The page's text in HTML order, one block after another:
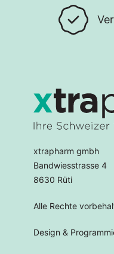
xtrapharm gmbh
Bandwiesstrasse 4
8630 Rüti
Alle Rechte
Design &